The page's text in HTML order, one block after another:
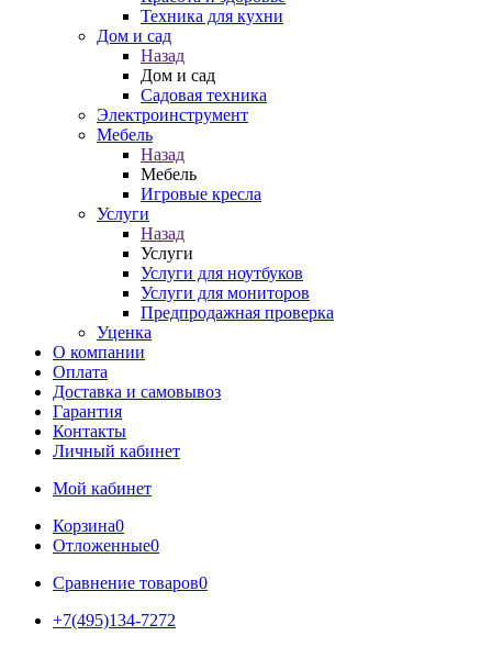
Техника для кухни
Дом и сад
Назад
Дом и сад
Садовая техника
Электроинструмент
Мебель
Назад
Мебель
Игровые кресла
Услуги
Назад
Услуги
Услуги для ноутбуков
Услуги для мониторов
Предпродажная проверка
Уценка
О компании
Оплата
Доставка и самовывоз
Гарантия
Контакты
Личный кабинет
Мой кабинет
Корзина0
Отложенные0
Сравнение товаров0
+7(495)134-7272